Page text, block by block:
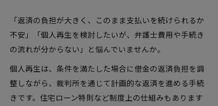
「返済の負担が大きく、このまま支払いを続けられるか
不安」「個人再生を検討したいが、弁護士費用や手続き
の流れが分からない」と悩んでいませんか。
個人再生は、条件を満たした場合に借金の返済負担を調
整しながら、裁判所を通じて計画的な返済を進める手続
きです。住宅ローン特則など制度上の仕組みもあります